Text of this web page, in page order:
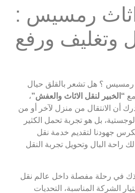
رمسيس :
وتغليف ورفع
؟ هل تشعر بالقلق حيال
“الخبير لنقل الاثاث والعفش”،
أن الانتقال من منزل لآخر أو من
بل هو تجربة تحمل الكثير
جهودنا لتقديم خدمة نقل
راحة البال وتحويل تجربة النقل
في رحلة مفصلة داخل عالم نقل
الشركة المناسبة، التحديات